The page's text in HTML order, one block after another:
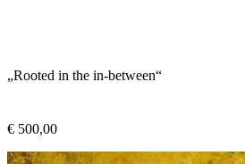
„Rooted in the in-between“
€ 500,00